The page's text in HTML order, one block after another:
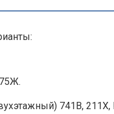
741В,